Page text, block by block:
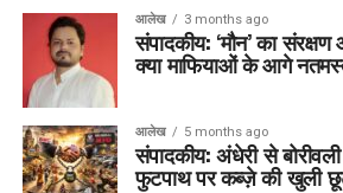
आलेख 3 months ago
संपादकीय: ‘मौन’ का
क्या माफियाओं के आगे
आलेख 5 months ago
संपादकीय: अंधेरी से
फुटपाथ पर कब्ज़े की खुली